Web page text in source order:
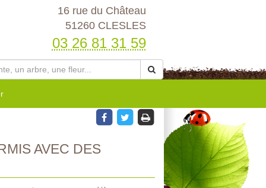
16 rue du Château
51260 CLESLES
03 26 81 31 59
AVEC DES